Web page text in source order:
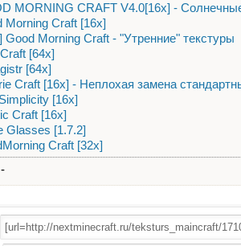
MORNING CRAFT V4.0[16x] -
Morning Craft [16x]
Good Morning Craft - "Утренние" текстуры
[64x]
[64x]
Craft [16x] - Неплохая замена
[16x]
Craft [16x]
Glasses [1.7.2]
Craft [32x]